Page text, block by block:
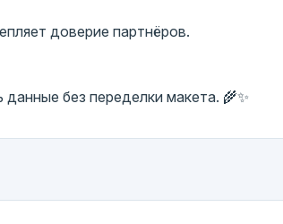
доверие партнёров.
без переделки макета. 🌾✨